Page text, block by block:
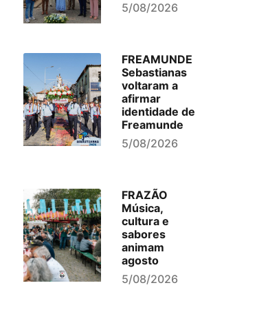
5/08/2026
FREAMUNDE
Sebastianas
voltaram a
afirmar
identidade de
Freamunde
5/08/2026
FRAZÃO
Música,
cultura e
sabores
animam
agosto
5/08/2026